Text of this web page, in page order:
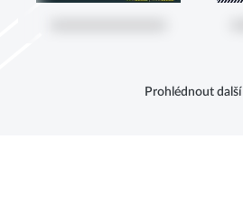
Prohlédnout další